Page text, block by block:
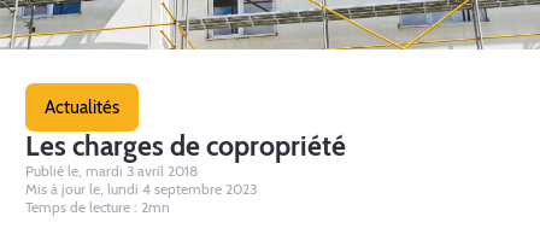
Actualités
Les charges de copropriété
Publié le, mardi 3 avril 2018
Mis à jour le, lundi 4 septembre 2023
Temps de lecture : 2mn